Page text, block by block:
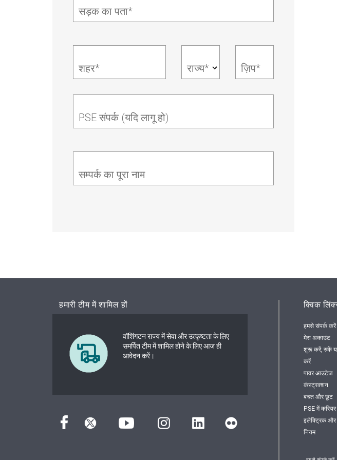
सड़क का पता*
शहर* राज्य* ज़िप*
PSE संपर्क (यदि लागू हो)
सम्पर्क का पूरा नाम
हमारी टीम में शामिल हों
वॉशिंगटन राज्य में सेवा और उत्कृष्टता के लिए
समर्पित टीम में शामिल होने के लिए आज ही
आवेदन करें।
क्विक
हमसे संपर्क करें
मेरा अकाउंट
शुरू करें, रुकें
करें
पावर आउटेज
कंस्ट्रक्शन
बचत और छूट
PSE में करियर
इलेक्ट्रिक
नियम